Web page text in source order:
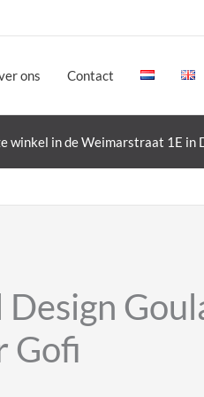
ons Contact
winkel in de Weimarstraat 1E in
Gofi